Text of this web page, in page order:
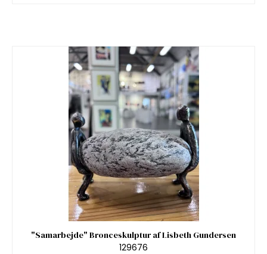
"Samarbejde" Bronceskulptur af Lisbeth Gundersen
129676